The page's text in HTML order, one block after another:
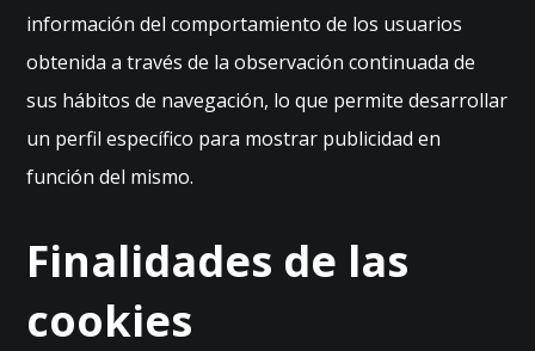
información del comportamiento de los usuarios
obtenida a través de la observación continuada de
sus hábitos de navegación, lo que permite desarrollar
un perfil específico para mostrar publicidad en
función del mismo.
Finalidades de las
cookies
ti
c
s
P
a
u
e
o